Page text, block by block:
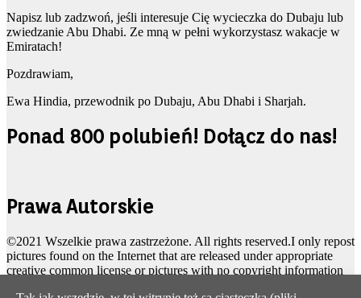
Napisz lub zadzwoń, jeśli interesuje Cię wycieczka do Dubaju lub
zwiedzanie Abu Dhabi. Ze mną w pełni wykorzystasz wakacje w
Emiratach!
Pozdrawiam,
Ewa Hindia, przewodnik po Dubaju, Abu Dhabi i Sharjah.
Ponad 800 polubień! Dołącz do nas!
Prawa Autorskie
©2021 Wszelkie prawa zastrzeżone. All rights reserved.I only repost
pictures found on the Internet that are released under appropriate
creative common license or pictures with no copyright information